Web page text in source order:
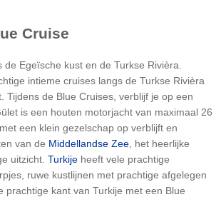
Cruise
de Egeïsche kust en de Turkse Rivièra.
intieme cruises langs de Turkse Rivièra
Tijdens de Blue Cruises, verblijf je op een
is een houten motorjacht van maximaal 26
een klein gezelschap op verblijft en
van de Middellandse Zee , het heerlijke
uitzicht. Turkije heeft vele prachtige
ruwe kustlijnen met prachtige afgelegen
prachtige kant van Turkije met een Blue